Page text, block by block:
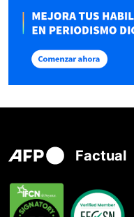
Factual